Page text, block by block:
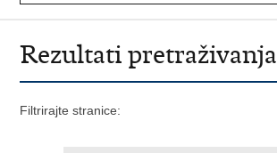
Rezultati pretraživanja
Filtrirajte stranice: